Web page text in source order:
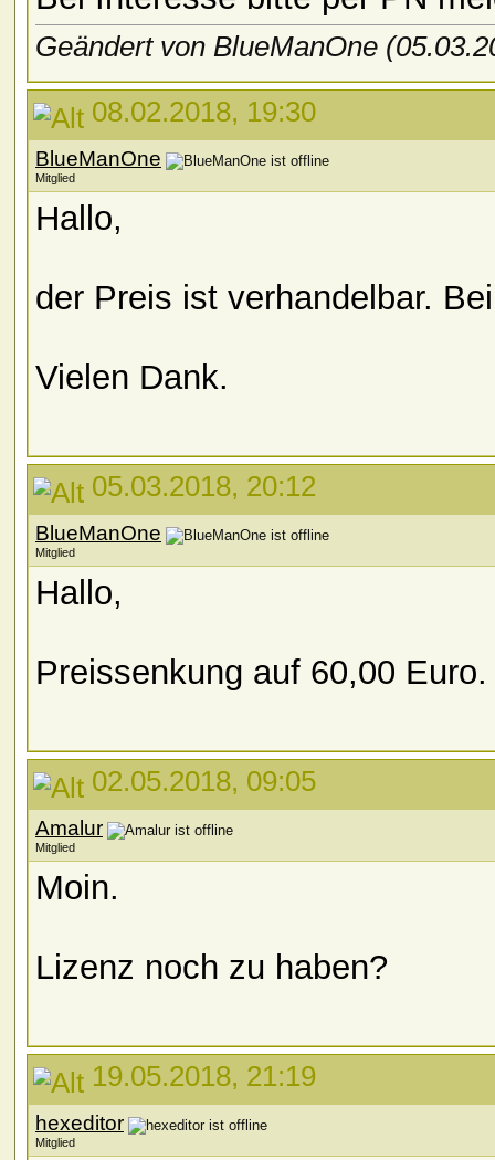
Geändert von BlueManOne
08.02.2018, 19:30
BlueManOne
Mitglied
Hallo,
der Preis ist verhandelbar.
Vielen Dank.
05.03.2018, 20:12
BlueManOne
Mitglied
Hallo,
Preissenkung auf 60,00 Euro.
02.05.2018, 09:05
Amalur
Mitglied
Moin.
Lizenz noch zu haben?
19.05.2018, 21:19
hexeditor
Mitglied